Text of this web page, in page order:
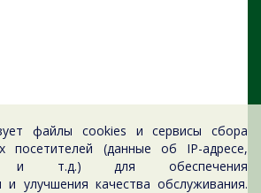
файлы cookies и сервисы сбора
посетителей (данные об IP-адресе,
и т.д.) для обеспечения
и улучшения качества обслуживания.